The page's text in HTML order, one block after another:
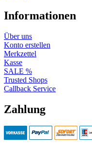
Informationen
Über uns
Konto erstellen
Merkzettel
Kasse
SALE %
Trusted Shops
Callback Service
Zahlung